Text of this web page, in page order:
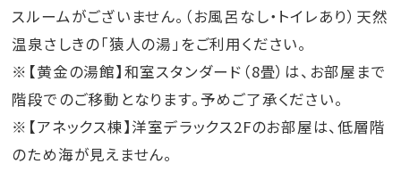
スルームがございません。（お風呂なし・トイレあり）天然
温泉さしきの「猿人の湯」をご利用ください。
※【黄金の湯館】和室スタンダード（8畳）は、お部屋まで
階段でのご移動となります。予めご了承ください。
※【アネックス棟】洋室デラックス2Fのお部屋は、低層階
のため海が見えません。